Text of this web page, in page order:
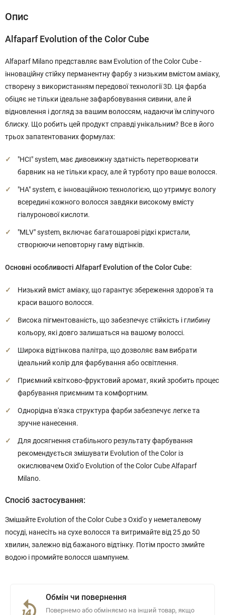
Опис
Alfaparf Evolution of the Color Cube
Alfaparf Milano представляє вам Evolution of the Color Cube -
інноваційну стійку перманентну фарбу з низьким вмістом аміаку,
створену з використанням передової технології 3D. Ця фарба
обіцяє не тільки ідеальне зафарбовування сивини, але й
відновлення і догляд за вашим волоссям, надаючи їм сліпучого
блиску. Що робить цей продукт справді унікальним? Все в його
трьох запатентованих формулах:
"HCI" system, має дивовижну здатність перетворювати
барвник на не тільки красу, але й турботу про ваше волосся.
"HA" system, є інноваційною технологією, що утримує вологу
всередині кожного волосся завдяки високому вмісту
гіалуронової кислоти.
"MLV" system, включає багатошарові рідкі кристали,
створюючи неповторну гаму відтінків.
Основні особливості Alfaparf Evolution of the Color Cube:
Низький вміст аміаку, що гарантує збереження здоров'я та
краси вашого волосся.
Висока пігментованість, що забезпечує стійкість і глибину
кольору, які довго залишаться на вашому волоссі.
Широка відтінкова палітра, що дозволяє вам вибрати
ідеальний колір для фарбування або освітлення.
Приємний квітково-фруктовий аромат, який зробить процес
фарбування приємним та комфортним.
Однорідна в'язка структура фарби забезпечує легке та
зручне нанесення.
Для досягнення стабільного результату фарбування
рекомендується змішувати Evolution of the Color із
окислювачем Oxid'o Evolution of the Color Cube Alfaparf
Milano.
Спосіб застосування:
Змішайте Evolution of the Color Cube з Oxid'o у неметалевому
посуді, нанесіть на сухе волосся та витримайте від 25 до 50
хвилин, залежно від бажаного відтінку. Потім просто змийте
водою і промийте волосся шампунем.
Обмін чи повернення
Повернемо або обміняємо на інший товар, якщо